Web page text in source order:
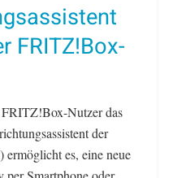
FRITZ!Box-
Nutzer das
der
es, eine neue